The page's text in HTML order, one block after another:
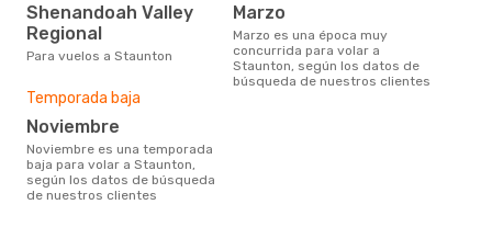
Shenandoah Valley
Regional
Para vuelos a Staunton
marzo
marzo es una época muy
concurrida para volar a
Staunton, según los datos de
búsqueda de nuestros clientes
Temporada baja
noviembre
noviembre es una temporada
baja para volar a Staunton,
según los datos de búsqueda
de nuestros clientes